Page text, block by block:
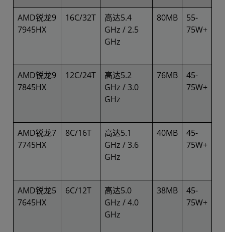
AMD锐龙9
7945HX
16C/32T
高达5.4
GHz / 2.5
GHz
80MB
55-
75W+
AMD锐龙9
7845HX
12C/24T
高达5.2
GHz / 3.0
GHz
76MB
45-
75W+
AMD锐龙7
7745HX
8C/16T
高达5.1
GHz / 3.6
GHz
40MB
45-
75W+
AMD锐龙5
7645HX
6C/12T
高达5.0
GHz / 4.0
GHz
38MB
45-
75W+